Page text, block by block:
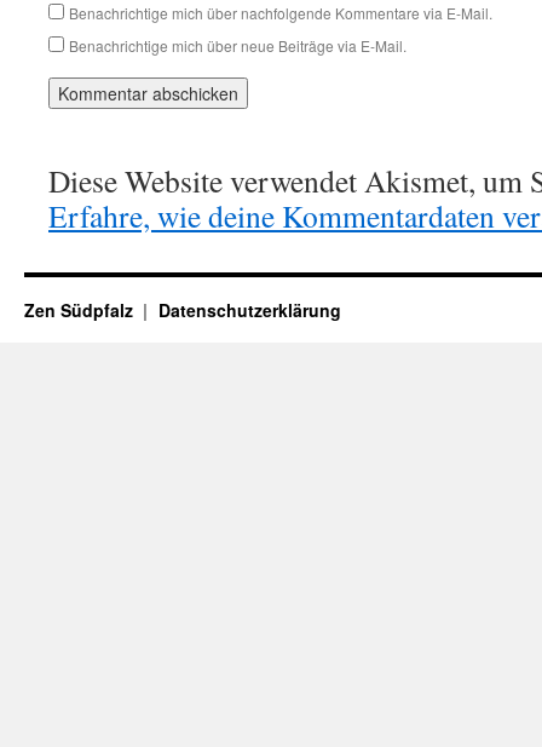
Benachrichtige mich über nachfolgende Kommentare via E-Mail.
Benachrichtige mich über neue Beiträge via E-Mail.
Diese Website verwendet Akismet, um
Erfahre, wie deine Kommentardaten
Zen Südpfalz Datenschutzerklärung